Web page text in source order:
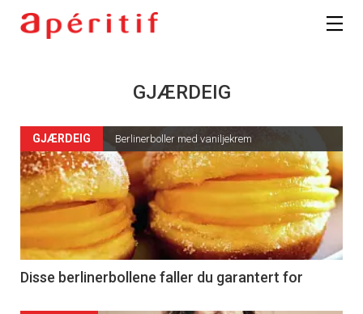
GJÆRDEIG
GJÆRDEIG Berlinerboller med vaniljekrem
Disse berlinerbollene faller du garantert for